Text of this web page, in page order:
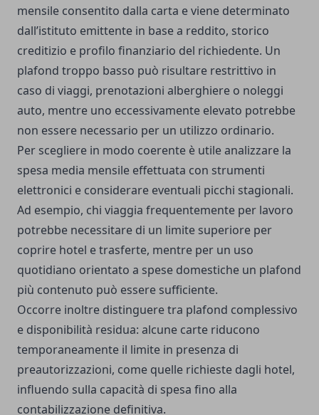
mensile consentito dalla carta e viene determinato
dall’istituto emittente in base a reddito, storico
creditizio e profilo finanziario del richiedente. Un
plafond troppo basso può risultare restrittivo in
caso di viaggi, prenotazioni alberghiere o noleggi
auto, mentre uno eccessivamente elevato potrebbe
non essere necessario per un utilizzo ordinario.
Per scegliere in modo coerente è utile analizzare la
spesa media mensile effettuata con strumenti
elettronici e considerare eventuali picchi stagionali.
Ad esempio, chi viaggia frequentemente per lavoro
potrebbe necessitare di un limite superiore per
coprire hotel e trasferte, mentre per un uso
quotidiano orientato a spese domestiche un plafond
più contenuto può essere sufficiente.
Occorre inoltre distinguere tra plafond complessivo
e disponibilità residua: alcune carte riducono
temporaneamente il limite in presenza di
preautorizzazioni, come quelle richieste dagli hotel,
influendo sulla capacità di spesa fino alla
contabilizzazione definitiva.